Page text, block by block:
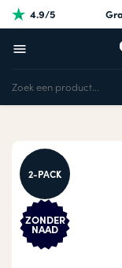
4.9/5
2-PACK
ZONDER
NAAD